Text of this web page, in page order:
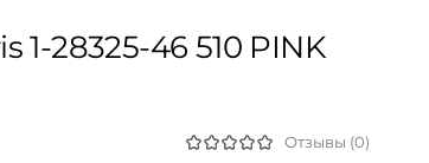
28325-46 510 PINK
Отзывы (0)